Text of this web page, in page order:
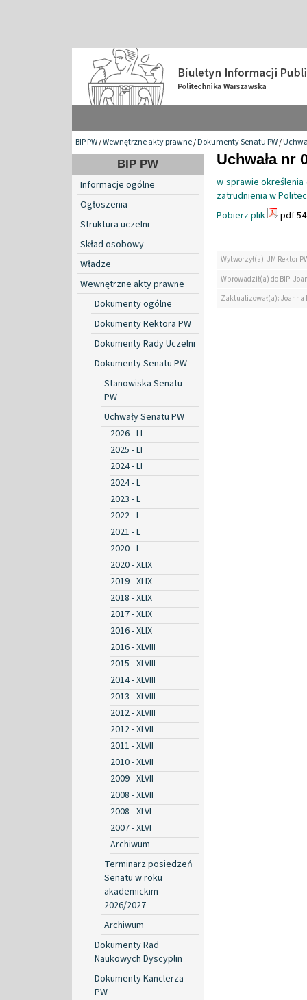
BIP PW/Wewnętrzne akty prawne/Dokumenty Senatu PW/
BIP PW
Informacje ogólne
Ogłoszenia
Struktura uczelni
Skład osobowy
Władze
Wewnętrzne akty prawne
Dokumenty ogólne
Dokumenty Rektora PW
Dokumenty Rady Uczelni
Dokumenty Senatu PW
Stanowiska Senatu
PW
Uchwały Senatu PW
2026 - LI
2025 - LI
2024 - LI
2024 - L
2023 - L
2022 - L
2021 - L
2020 - L
2020 - XLIX
2019 - XLIX
2018 - XLIX
2017 - XLIX
2016 - XLIX
2016 - XLVIII
2015 - XLVIII
2014 - XLVIII
2013 - XLVIII
2012 - XLVIII
2012 - XLVII
2011 - XLVII
2010 - XLVII
2009 - XLVII
2008 - XLVII
2008 - XLVI
2007 - XLVI
Archiwum
Terminarz posiedzeń
Senatu w roku
akademickim
2026/2027
Archiwum
Dokumenty Rad
Naukowych Dyscyplin
Dokumenty Kanclerza
PW
Uchwała nr
w sprawie określenia
zatrudnienia w
Pobierz plik
pdf
Wytworzył(a): JM Rektor
Wprowadził(a) do BIP:
Zaktualizował(a):